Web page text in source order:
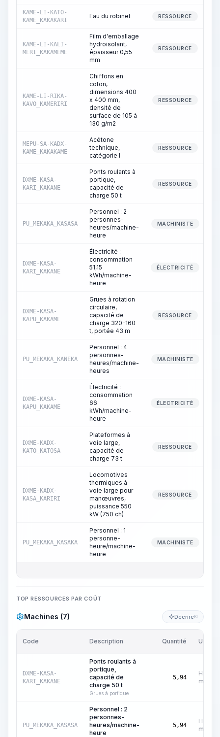
KAME-LI-KATO-
KAME_KAKAKARI
Eau du robinet RESSOURCE
KAME-LI-KALI-
MERI_KAKAMEME
Film d'emballage
hydroisolant,
épaisseur 0,55
mm
RESSOURCE
KAME-LI-RIKA-
KAVO_KAMERIRI
Chiffons en
coton,
dimensions 400
x 400 mm,
densité de
surface de 105 à
130 g/m2
RESSOURCE
MEPU-SA-KADX-
KAME_KAKAKAME
Acétone
technique,
catégorie I
RESSOURCE
DXME-KASA-
KARI_KAKANE
Ponts roulants à
portique,
capacité de
charge 50 t
RESSOURCE
PU_MEKAKA_KASASA
Personnel : 2
personnes-
heures/machine-
heure
MACHINISTE
DXME-KASA-
KARI_KAKANE
Électricité :
consommation
51,15
kWh/machine-
heure
ÉLECTRICITÉ
DXME-KASA-
KAPU_KAKAME
Grues à rotation
circulaire,
capacité de
charge 320-160
t, portée 43 m
RESSOURCE
PU_MEKAKA_KANEKA
Personnel : 4
personnes-
heures/machine-
heures
MACHINISTE
DXME-KASA-
KAPU_KAKAME
Électricité :
consommation
66
kWh/machine-
heure
ÉLECTRICITÉ
DXME-KADX-
KATO_KATOSA
Plateformes à
voie large,
capacité de
charge 73 t
RESSOURCE
DXME-KADX-
KASA_KARIRI
Locomotives
thermiques à
voie large pour
manœuvres,
puissance 550
kW (750 ch)
RESSOURCE
PU_MEKAKA_KASAKA
Personnel : 1
personne-
heure/machine-
heure
MACHINISTE
TOP RESSOURCES PAR COÛT
Machines (7) DécrireKI
Code Description Quantité Unité
DXME-KASA-
KARI_KAKANE
Ponts roulants à
portique,
capacité de
charge 50 t
Grues à portique
5,94
Heures
PU_MEKAKA_KASASA
Personnel : 2
personnes-
heures/machine-
heure
5,94
Heures